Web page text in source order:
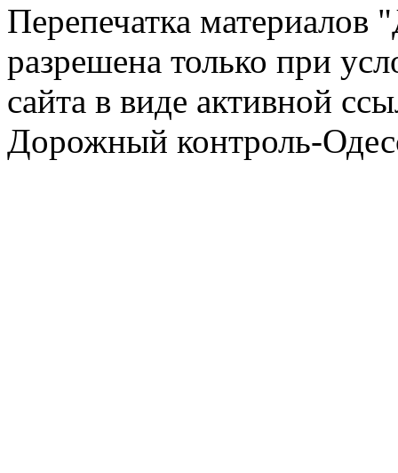
Перепечатка материалов
разрешена только при
сайта в виде активной
Дорожный контроль-